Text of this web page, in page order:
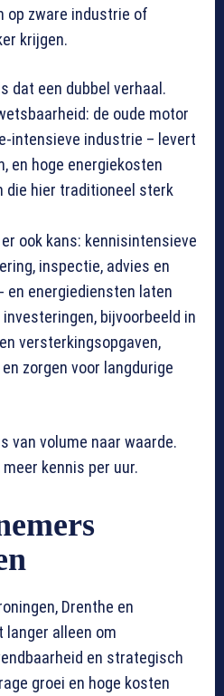
op zware industrie of
krijgen.
dat een dubbel verhaal.
de oude motor
intensieve industrie – levert
en hoge energiekosten
die hier traditioneel sterk
ook kans: kennisintensieve
inspectie, advies en
en energiediensten laten
bijvoorbeeld in
versterkingsopgaven,
zorgen voor langdurige
van volume naar waarde.
kennis per uur.
Drenthe en
langer alleen om
en strategisch
groei en hoge kosten